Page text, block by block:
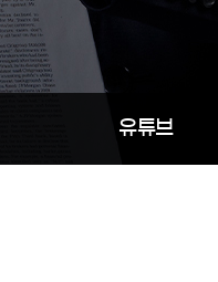
유튜브